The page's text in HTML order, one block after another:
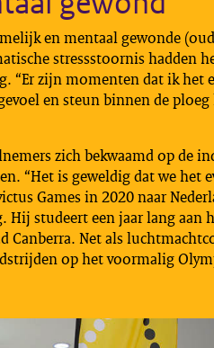
en mentaal gewonde
stressstoornis hadden
“Er zijn momenten dat ik het
en steun binnen de ploeg
zich bekwaamd op de
“Het is geweldig dat we het
Games in 2020 naar
studeert een jaar lang aan
Canberra. Net als
op het voormalig